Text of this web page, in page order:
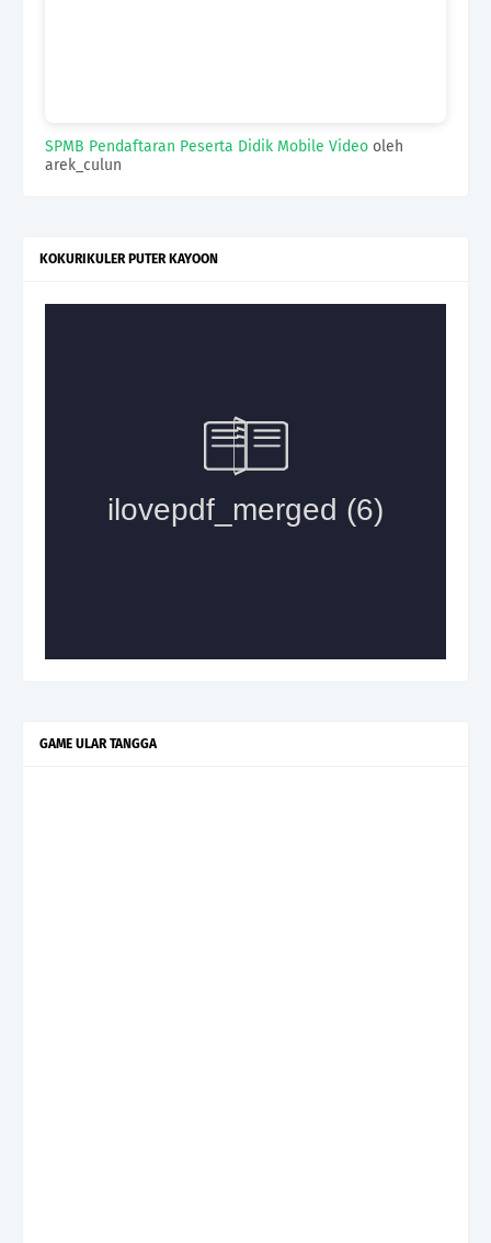
SPMB Pendaftaran Peserta Didik Mobile Video oleh
arek_culun
KOKURIKULER PUTER KAYOON
GAME ULAR TANGGA